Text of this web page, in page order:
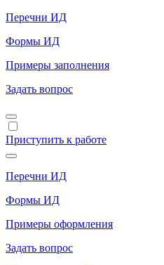
Перечни ИД
Формы ИД
Примеры заполнения
Задать вопрос
Приступить к работе
Перечни ИД
Формы ИД
Примеры оформления
Задать вопрос